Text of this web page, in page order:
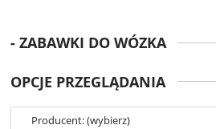
- ZABAWKI DO WÓZKA
OPCJE PRZEGLĄDANIA
Producent: (wybierz)